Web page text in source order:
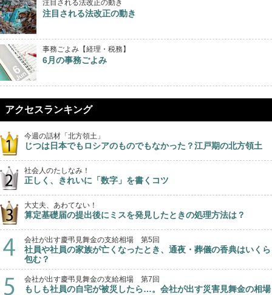
注目される法改正の動き
注目される法改正の動き
事務ごよみ【経理・税務】
6月の事務ごよみ
アクセスランキング
今週の話材「北方領土」
じつは日本でもロシアのものでもなかった？江戸期の北方領土
社会人のたしなみ！
正しく、きれいに「数字」を書くコツ
大丈夫、あわてない！
算定基礎届の提出後にミスを発見したときの処理方法は？
会社が出す慶弔見舞金の支給相場 第5回
社員や社員の家族が亡くなったとき、通夜・葬儀の香典はいくら
包む？
会社が出す慶弔見舞金の支給相場 第7回
もしも社員の自宅が被災したら…。会社が出す災害見舞金の相場